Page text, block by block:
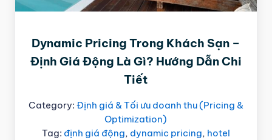
Dynamic Pricing Trong Khách Sạn –
Định Giá Động Là Gì? Hướng Dẫn Chi
Tiết
Category: Định giá & Tối ưu doanh thu (Pricing &
Optimization)
Tag: định giá động, dynamic pricing, hotel